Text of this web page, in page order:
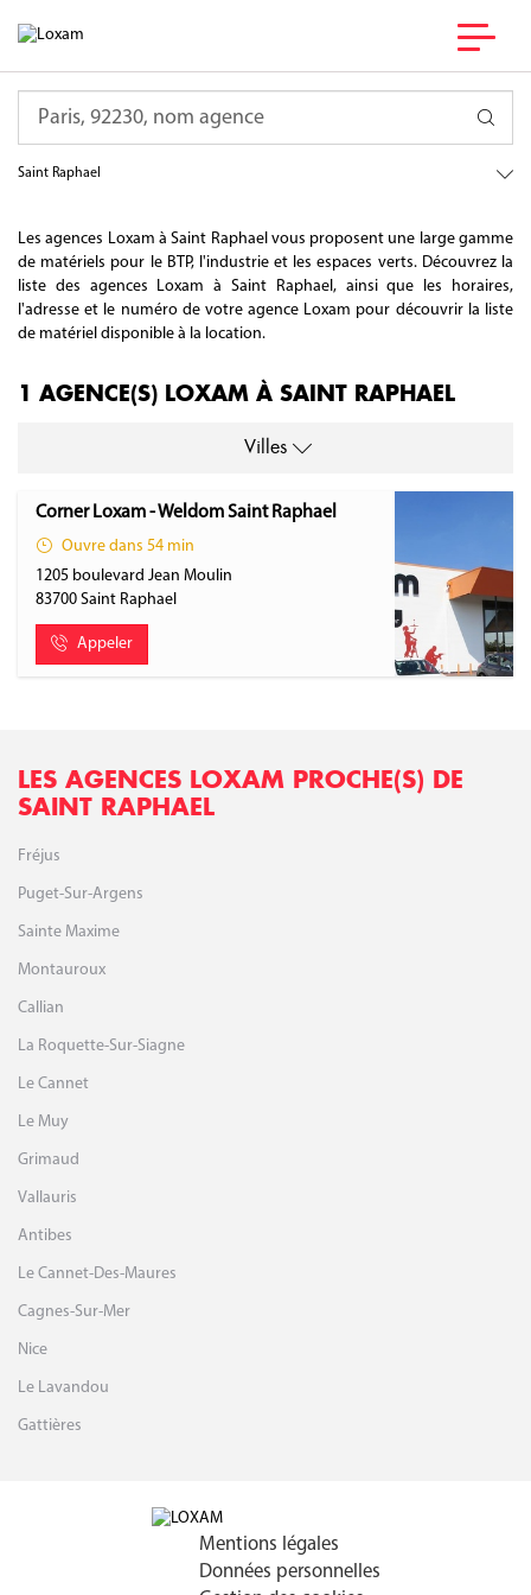
Saint Raphael
Les agences Loxam à Saint Raphael vous proposent une large gamme
de matériels pour le BTP, l'industrie et les espaces verts. Découvrez la
liste des agences Loxam à Saint Raphael, ainsi que les horaires,
l'adresse et le numéro de votre agence Loxam pour découvrir la liste
de matériel disponible à la location.
1 AGENCE(S) LOXAM À SAINT RAPHAEL
Villes
Corner Loxam - Weldom Saint Raphael
Ouvre dans 54 min
1205 boulevard Jean Moulin
83700 Saint Raphael
Appeler
LES AGENCES LOXAM PROCHE(S) DE
SAINT RAPHAEL
Fréjus
Puget-Sur-Argens
Sainte Maxime
Montauroux
Callian
La Roquette-Sur-Siagne
Le Cannet
Le Muy
Grimaud
Vallauris
Antibes
Le Cannet-Des-Maures
Cagnes-Sur-Mer
Nice
Le Lavandou
Gattières
Mentions légales
Données personnelles